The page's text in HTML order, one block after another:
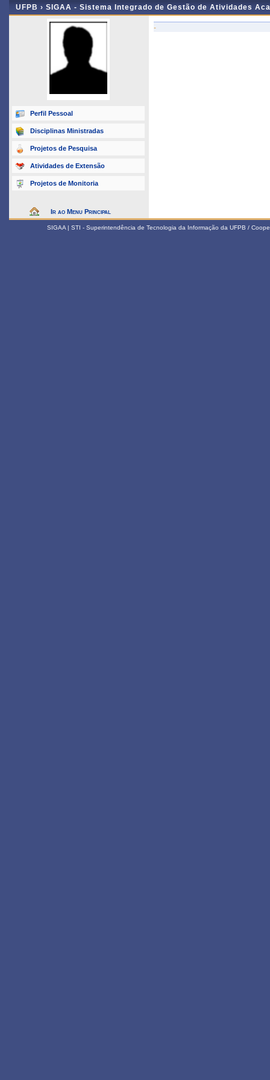
UFPB › SIGAA - Sistema Integrado de Gestão de Atividades
Perfil Pessoal
Disciplinas Ministradas
Projetos de Pesquisa
Atividades de Extensão
Projetos de Monitoria
Ir ao Menu Principal
-
SIGAA | STI - Superintendência de Tecnologia da Informação da UFPB /